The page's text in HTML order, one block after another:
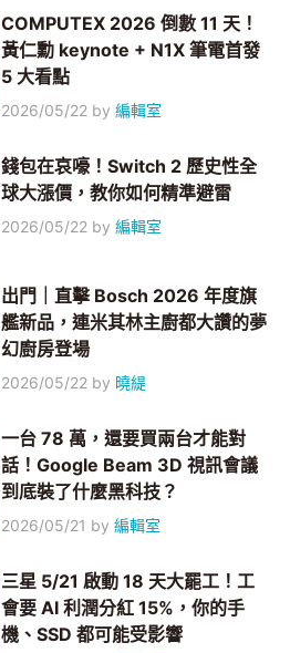
COMPUTEX 2026 倒數 11 天！
黃仁勳 keynote + N1X 筆電首發
5 大看點
2026/05/22 by編輯室
錢包在哀嚎！Switch 2 歷史性全
球大漲價，教你如何精準避雷
2026/05/22 by編輯室
出門｜直擊 Bosch 2026 年度旗
艦新品，連米其林主廚都大讚的夢
幻廚房登場
2026/05/22 by 曉緹
一台 78 萬，還要買兩台才能對
話！Google Beam 3D 視訊會議
到底裝了什麼黑科技？
2026/05/21 by編輯室
三星 5/21 啟動 18 天大罷工！工
會要 AI 利潤分紅 15%，你的手
機、SSD 都可能受影響